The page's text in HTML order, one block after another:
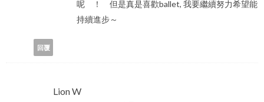
呢 ！ 但是真是喜歡ballet, 我要繼續努力希望能
持續進步～
回覆
Lion W